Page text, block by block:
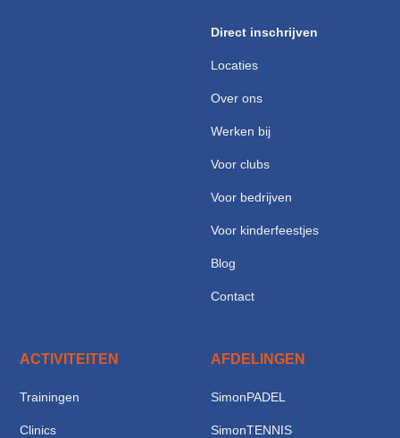
Direct inschrijven
Locaties
Over ons
Werken bij
Voor clubs
Voor bedrijven
Voor kinderfeestjes
Blog
Contact
ACTIVITEITEN
Trainingen
Clinics
AFDELINGEN
SimonPADEL
SimonTENNIS